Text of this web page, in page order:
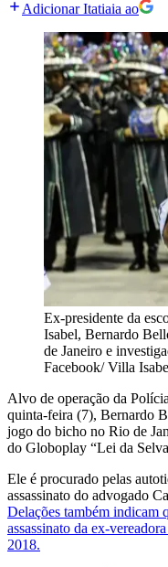
Adicionar Itatiaia ao
Ex-presidente da
Isabel, Bernardo
de Janeiro e
Facebook/ Villa
Alvo de operação da
quinta-feira (7), Bernardo
jogo do bicho no Rio de
do Globoplay “Lei da
Ele é procurado pelas
assassinato do advogado
Delações também indicam
assassinato da ex-
2018.